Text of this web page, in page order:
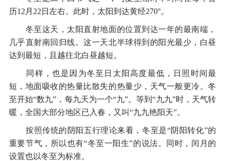
历12月22日左右。此时，太阳到达黄经270°。
冬至这天，太阳直射地面的位置到达一年的最南端，
几乎直射南回归线。这一天北半球得到的阳光最少，白昼
达到最短，且越往北白昼越短。
同样，也是因为冬至日太阳高度最低，日照时间最
短，地面吸收的热量比散失的热量少，天气一般更冷。冬
至开始“数九”，每九天为一个“九”。等到“九九”时，天气转
暖，全国大部分地区已入春，又叫“九九艳阳天”。
按照传统的阴阳五行理论来看，冬至是“阴阳转化”的
重要节气，所以也有“冬至一阳生”的说法。同时，闰月的
设置也以冬至为标准。